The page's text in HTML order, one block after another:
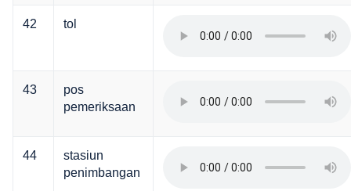
42 tol
43
pos
pemeriksaan
44
stasiun
penimbangan